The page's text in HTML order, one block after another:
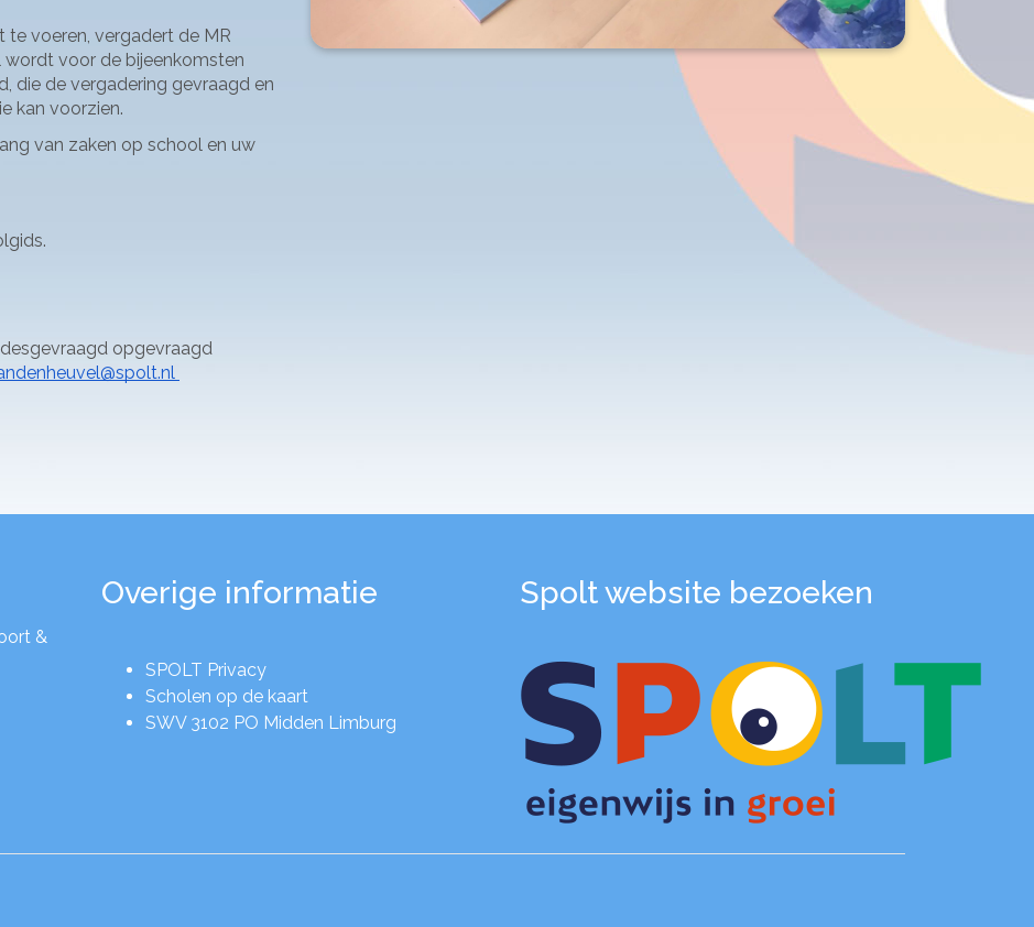
te voeren, vergadert de MR
wordt voor de bijeenkomsten
die de vergadering gevraagd en
kan voorzien.
van zaken op school en uw
opgevraagd
&
Overige informatie
SPOLT Privacy
Scholen op de kaart
SWV 3102 PO Midden Limburg
Spolt website bezoeken